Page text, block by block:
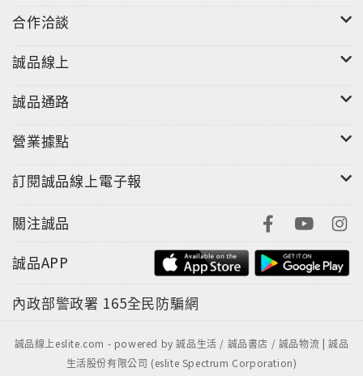
合作洽談
誠品線上
誠品通路
營業據點
訂閱誠品線上電子報
關注誠品
誠品APP
內政部警政署 165全民防騙網
誠品線上eslite.com - powered by 誠品生活 / 誠品書店 / 誠品物流 | 誠品
生活股份有限公司 (eslite Spectrum Corporation)